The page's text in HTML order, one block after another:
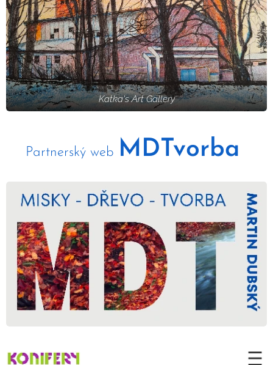
Katka's Art Gallery
Partnerský web MDTvorba